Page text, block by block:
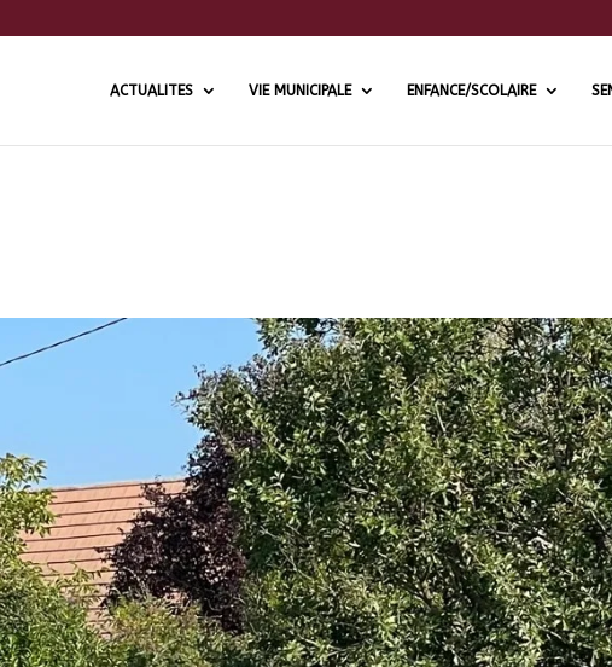
ACTUALITES VIE MUNICIPALE ENFANCE/SCOLAIRE